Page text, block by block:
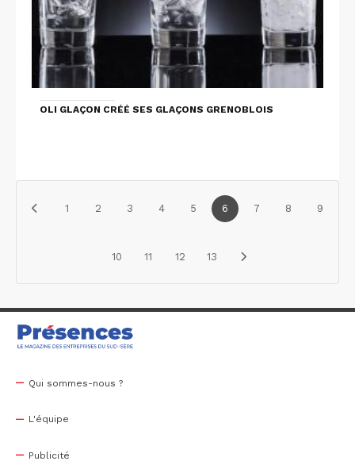
OLI GLAÇON CRÉÉ SES GLAÇONS GRENOBLOIS
1 2 3 4 5 6 7 8 9
10 11 12 13
Qui sommes-nous ?
L'équipe
Publicité